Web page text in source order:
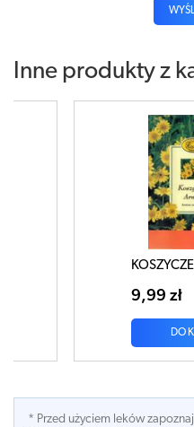
Inne produkty z
* Przed użyciem leków